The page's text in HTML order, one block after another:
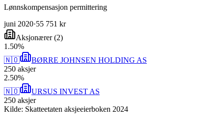
Lønnskompensasjon permittering
juni 2020·55 751 kr
Aksjonærer(2)
1 .50%
🇳🇴
BØRRE JOHNSEN HOLDING AS
250 aksjer
2.50%
🇳🇴
URSUS INVEST AS
250 aksjer
Kilde: Skatteetaten aksjeeierboken 2024